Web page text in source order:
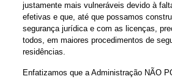
justamente mais vulneráveis devido à
efetivas e que, até que possamos
segurança jurídica e com as licenças,
todos, em maiores procedimentos de
residências.
Enfatizamos que a Administração NÃO